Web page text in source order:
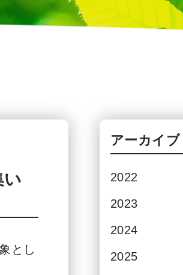
い
とし
アーカイブ
2022
2023
2024
2025